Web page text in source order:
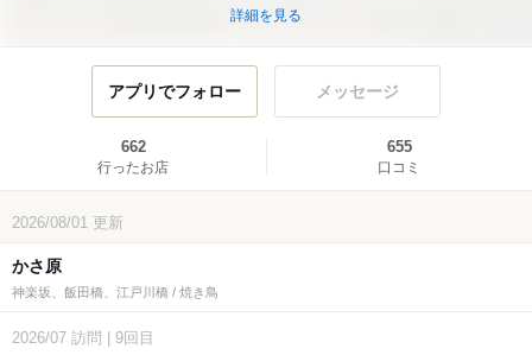
詳細を見る
アプリでフォロー メッセージ
662
行ったお店
655
口コミ
2026/08/01 更新
かさ原
神楽坂、飯田橋、江戸川橋 / 焼き鳥
2026/07 訪問 9回目